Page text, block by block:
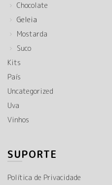
Chocolate
Geleia
Mostarda
Suco
Kits
País
Uncategorized
Uva
Vinhos
SUPORTE
Política de Privacidade